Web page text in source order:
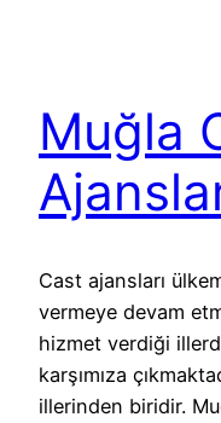
Muğla
Cast ajansları
vermeye devam
hizmet verdiği
karşımıza
illerinden biridir.